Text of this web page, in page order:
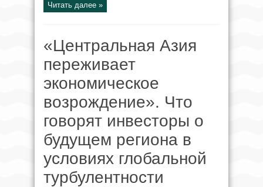
Читать далее »
«Центральная Азия
переживает
экономическое
возрождение». Что
говорят инвесторы о
будущем региона в
условиях глобальной
турбулентности